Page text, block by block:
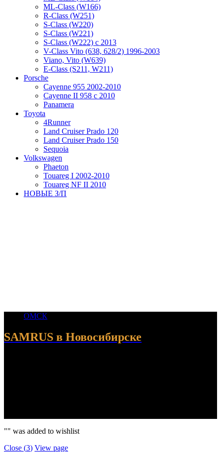
ML-Class (W166)
R-Class (W251)
S-Class (W220)
S-Class (W221)
S-Class (W222) с 2013
V-Class Vito (638, 628/2) 1996-2003
Viano, Vito (W639)
Е-Class (S211, W211)
Porsche
Cayenne 955 2002-2010
Cayenne II 958 с 2010
Panamera
Toyota
4Runner
Land Cruiser Prado 120
Land Cruiser Prado 150
Sequoia
Volkswagen
Phaeton
Touareg I 2002-2010
Touareg NF II 2010
НОВЫЕ З/П
ОМСК
SAMRUS в Новосибирске
"" was added to wishlist
Close (3) View page